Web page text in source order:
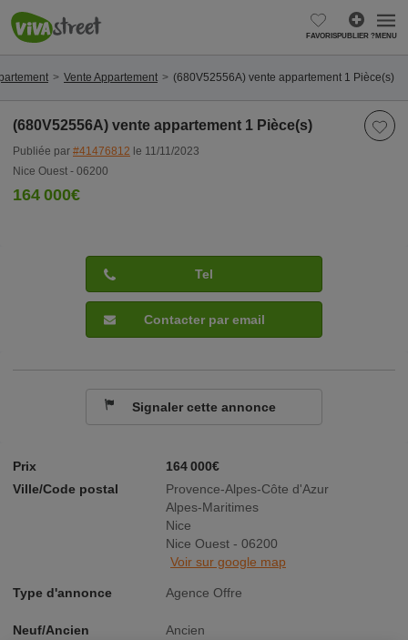
FAVORISPUBLIER ?MENU
Vente Appartement (680V52556A) vente appartement 1 Pièce(s)
(680V52556A) vente appartement 1 Pièce(s)
Publiée par #41476812 le 11/11/2023
Nice Ouest - 06200
164 000€
Prix
164 000€
Ville/Code postal
Provence-Alpes-Côte d'Azur
Alpes-Maritimes
Nice
Nice Ouest - 06200
Voir sur google map
Type d'annonce Agence Offre
Neuf/Ancien Ancien
Tel
Contacter par email
Signaler cette annonce